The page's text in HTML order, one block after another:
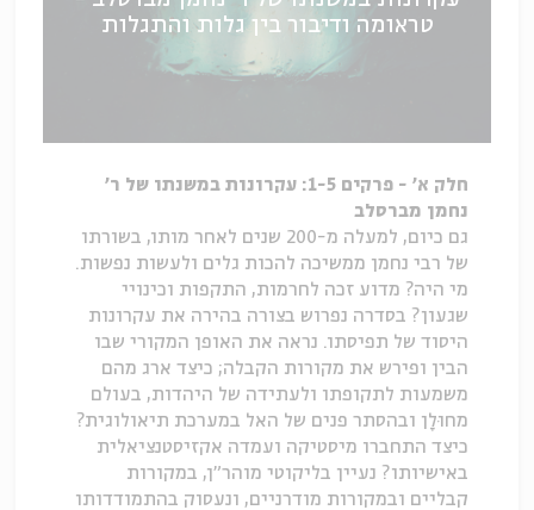
טראומה ודיבור בין גלות והתגלות
חלק א' - פרקים 1-5: עקרונות במשנתו של ר'
נחמן מברסלב
גם כיום, למעלה מ-200 שנים לאחר מותו, בשורתו
של רבי נחמן ממשיכה להכות גלים ולעשות נפשות.
מי היה? מדוע זכה לחרמות, התקפות וכינויי
שגעון? בסדרה נפרוש בצורה בהירה את עקרונות
היסוד של תפיסתו. נראה את האופן המקורי שבו
הבין ופירש את מקורות הקבלה; כיצד ארג מהם
משמעות לתקופתו ולעתידה של היהדות, בעולם
מחוּלָן ובהסתר פנים של האל במערכת תיאולוגית?
כיצד התחברו מיסטיקה ועמדה אקזיסטנציאלית
באישיותו? נעיין בליקוטי מוהר"ן, במקורות
קבליים ובמקורות מודרניים, ונעסוק בהתמודדותו